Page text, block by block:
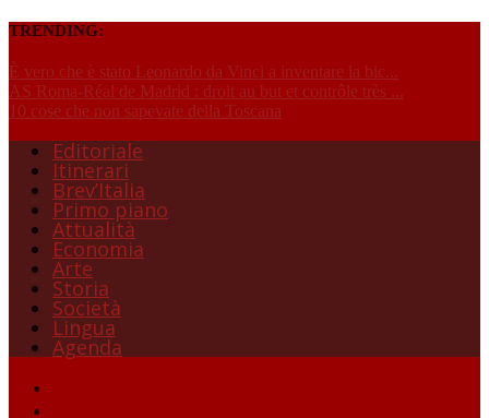
TRENDING:
È vero che è stato Leonardo da Vinci a inventare la bic...
AS Roma-Réal de Madrid : droit au but et contrôle très ...
10 cose che non sapevate della Toscana
Editoriale
Itinerari
Brev’Italia
Primo piano
Attualità
Economia
Arte
Storia
Società
Lingua
Agenda